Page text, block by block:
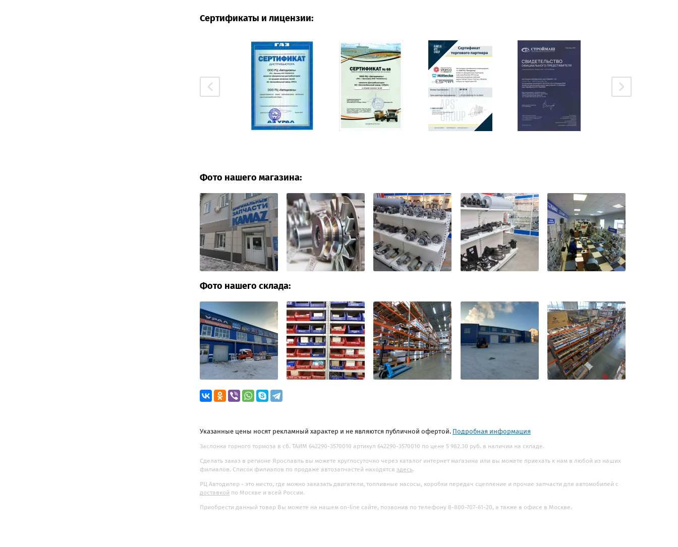
Сертификаты и лицензии:
Фото нашего магазина:
Фото нашего склада:
Указанные цены носят рекламный характер и не являются публичной офертой. Подробная информация
Заслонка горного тормоза в сб. ТАИМ 642290-3570010 артикул 642290-3570010 по цене 5 982.30 руб. в наличии на складе.
Сделать заказ в регионе Ярославль вы можете круглосуточно через каталог интернет магазина или вы можете приехать к нам в любой из наших
филиалов. Список филиалов по продаже автозапчастей находятся здесь.
РЦ Автодилер - это место, где можно заказать двигатели, топливные насосы, коробки передач сцепление и прочие запчасти для автомобилей с
доставкой по Москве и всей России.
Приобрести данный товар Вы можете на нашем on-line сайте, позвонив по телефону 8-800-707-61-20, а также в офисе в Москве.